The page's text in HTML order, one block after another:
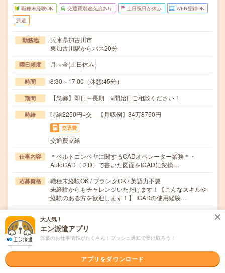
職種未経験OK 交通費別途支給あり 土日祝日が休み WEB登録OK
派遣
勤務地
兵庫県加古川市
東加古川駅からバス20分
曜日頻度 月～金(土日休み）
時間 8:30～17:00（休憩:45分）
期間 【急募】即日～長期 ※開始日ご相談ください！
時給 時給2250円+交 【月収例】34万8750円
交通費
交通費支給
仕事内容
＊ベルトコンベヤに関するCADオペレーター業務＊・
AutoCAD（２D）で書いた図面をICADに変換…
応募資格
職種未経験OK / ブランクOK / 英語力不要
未経験からもチャレンジいただけます！【こんなスキルや
経験のある方を歓迎します！】 ICADの使用経験…
職場の雰囲気
年齢層
20代
30代 40代 50代
60代
男女比率
大人気！
エン派遣アプリ
派遣のお仕事情報がたくさん！プッシュ通知で受け取ろう！
アプリをダウンロード